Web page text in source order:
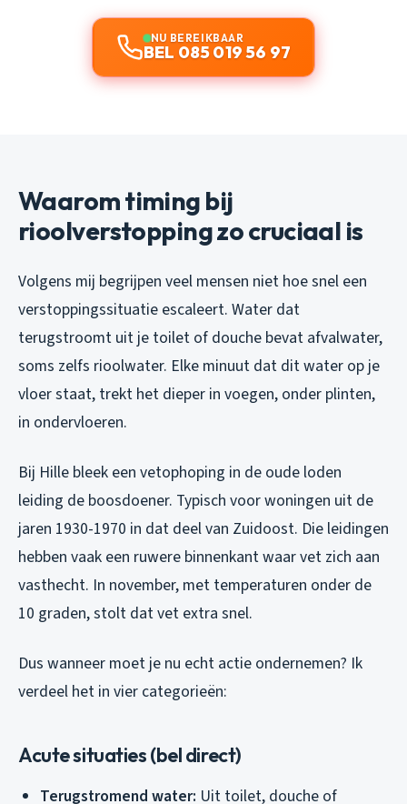
NU BEREIKBAAR
BEL 085 019 56 97
Waarom timing bij
rioolverstopping zo cruciaal is
Volgens mij begrijpen veel mensen niet hoe snel een
verstoppingssituatie escaleert. Water dat
terugstroomt uit je toilet of douche bevat afvalwater,
soms zelfs rioolwater. Elke minuut dat dit water op je
vloer staat, trekt het dieper in voegen, onder plinten,
in ondervloeren.
Bij Hille bleek een vetophoping in de oude loden
leiding de boosdoener. Typisch voor woningen uit de
jaren 1930-1970 in dat deel van Zuidoost. Die leidingen
hebben vaak een ruwere binnenkant waar vet zich aan
vasthecht. In november, met temperaturen onder de
10 graden, stolt dat vet extra snel.
Dus wanneer moet je nu echt actie ondernemen? Ik
verdeel het in vier categorieën:
Acute situaties (bel direct)
Terugstromend water: Uit toilet, douche of